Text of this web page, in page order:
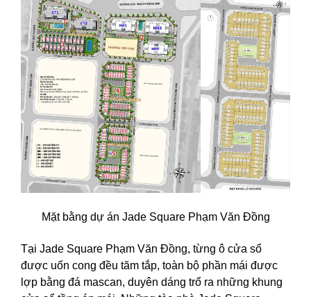
Mặt bằng dự án Jade Square Phạm Văn Đồng
Tại Jade Square Phạm Văn Đồng, từng ô cửa sổ
được uốn cong đều tăm tắp, toàn bộ phần mái được
lợp bằng đá mascan, duyên dáng trổ ra những khung